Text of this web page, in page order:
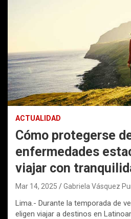
ACTUALIDAD
Cómo protegerse
enfermedades
viajar con
Mar 14, 2025 Gabriela Vásquez
Lima.- Durante la temporada de
eligen viajar a destinos en